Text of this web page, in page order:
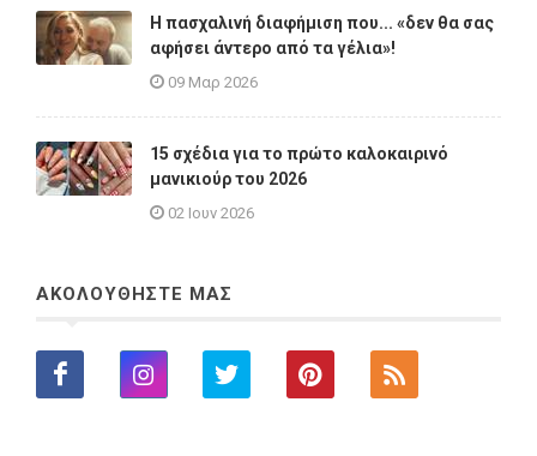
Η πασχαλινή διαφήμιση που... «δεν θα σας
αφήσει άντερο από τα γέλια»!
09 Μαρ 2026
15 σχέδια για το πρώτο καλοκαιρινό
μανικιούρ του 2026
02 Ιουν 2026
ΑΚΟΛΟΥΘΗΣΤΕ ΜΑΣ